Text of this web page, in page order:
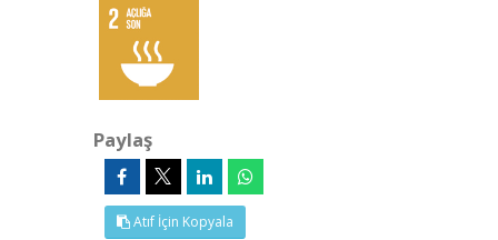
Paylaş
Atıf İçin Kopyala